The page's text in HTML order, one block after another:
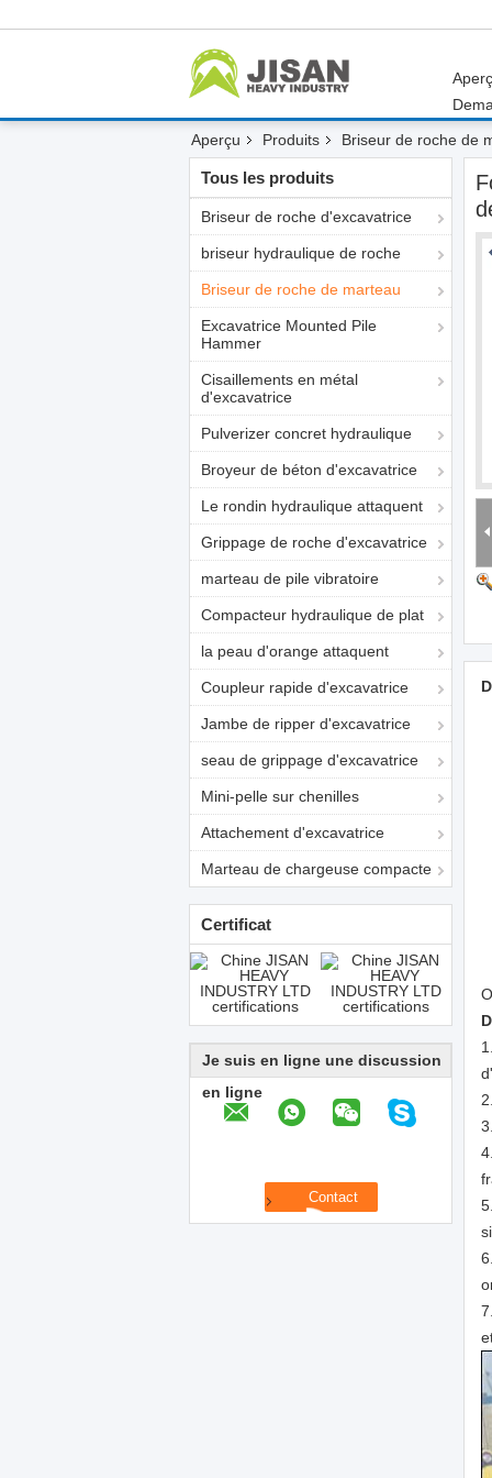
Aperçu
Produits Briseur de roche de
Tous les produits
Briseur de roche d'excavatrice
briseur hydraulique de roche
Briseur de roche de marteau
Excavatrice Mounted Pile
Hammer
Cisaillements en métal
d'excavatrice
Pulverizer concret hydraulique
Broyeur de béton d'excavatrice
Le rondin hydraulique attaquent
Grippage de roche d'excavatrice
marteau de pile vibratoire
Compacteur hydraulique de plat
la peau d'orange attaquent
Coupleur rapide d'excavatrice
Jambe de ripper d'excavatrice
seau de grippage d'excavatrice
Mini-pelle sur chenilles
Attachement d'excavatrice
Marteau de chargeuse compacte
Certificat
Je suis en ligne une discussion
en ligne